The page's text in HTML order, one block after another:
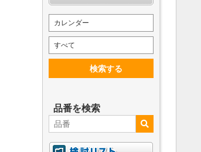
カレンダー
すべて
検索する
品番を検索